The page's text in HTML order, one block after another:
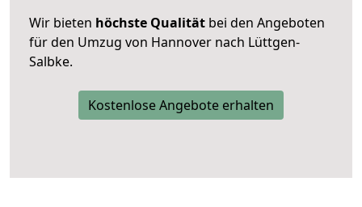
Wir bieten höchste Qualität bei den Angeboten
für den Umzug von Hannover nach Lüttgen-
Salbke.
Kostenlose Angebote erhalten